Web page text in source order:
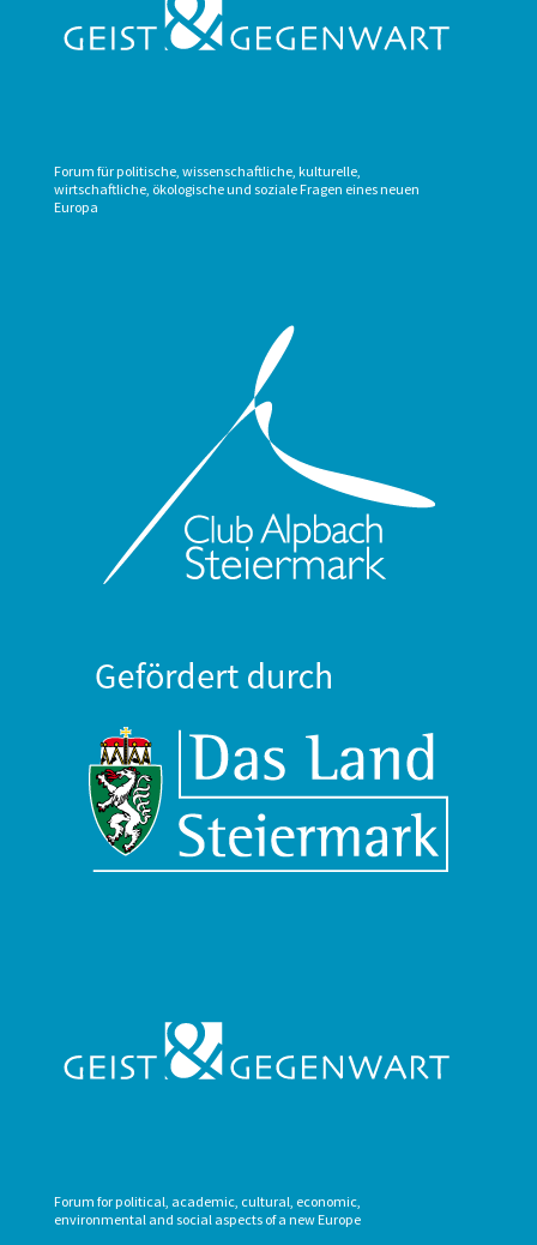
Forum für politische, wissenschaftliche, kulturelle,
wirtschaftliche, ökologische und soziale Fragen eines neuen
Europa
Forum for political, academic, cultural, economic,
environmental and social aspects of a new Europe